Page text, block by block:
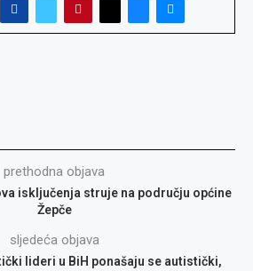
prethodna objava
isključenja struje na području općine
Žepče
sljedeća objava
lideri u BiH ponašaju se autistički,